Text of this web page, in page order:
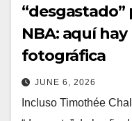
“desgastado”
NBA: aquí
fotográfica
JUNE 6, 2026
Incluso Timothée